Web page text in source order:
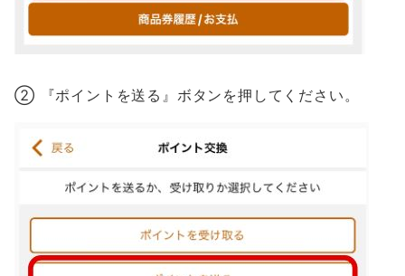
② 『ポイントを送る』ボタンを押してください。